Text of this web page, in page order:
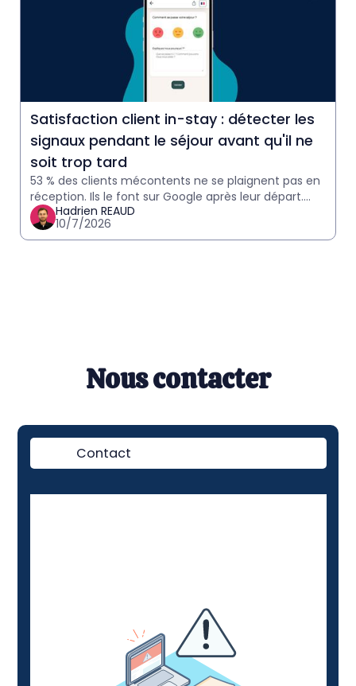
Satisfaction client in-stay : détecter les
signaux pendant le séjour avant qu'il ne
soit trop tard
53 % des clients mécontents ne se plaignent pas en
réception. Ils le font sur Google après leur départ.
Comment détecter les signaux in-stay et agir avant
qu'il
Hadrien REAUD
10/7/2026
Nous contacter
Contact